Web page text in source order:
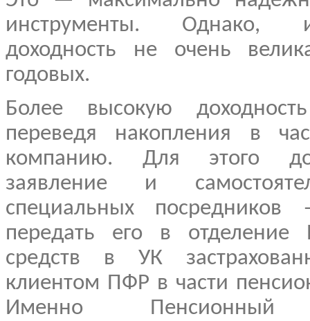
инструменты. Однако,
доходность не очень
годовых.
Более высокую
переведя накопления в
компанию. Для этого
заявление и
специальных посредников
передать его в
средств в УК
клиентом ПФР в части
Именно